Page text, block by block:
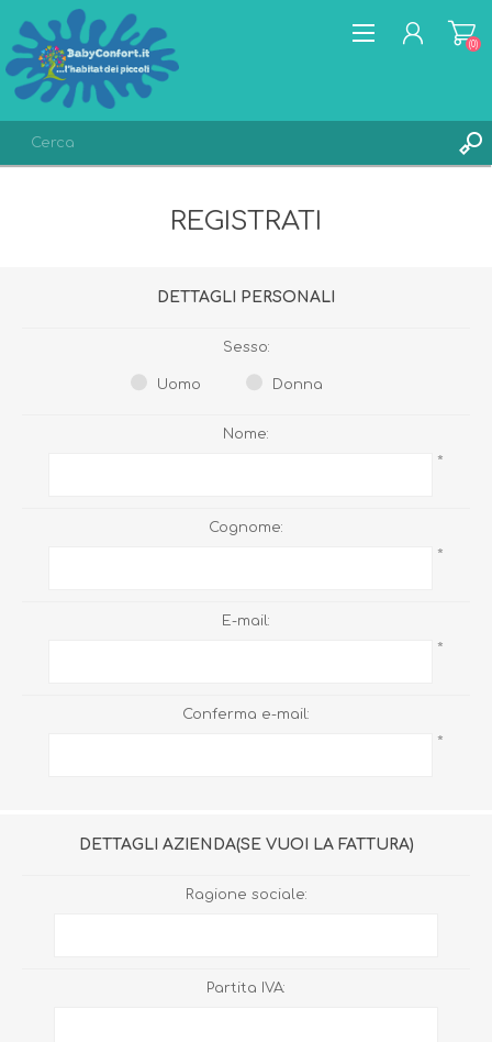
(0)
REGISTRATI
DETTAGLI PERSONALI
Sesso:
Uomo Donna
Nome:
*
Cognome:
*
E-mail:
*
Conferma e-mail:
*
DETTAGLI AZIENDA(SE VUOI LA FATTURA)
Ragione sociale:
Partita IVA: